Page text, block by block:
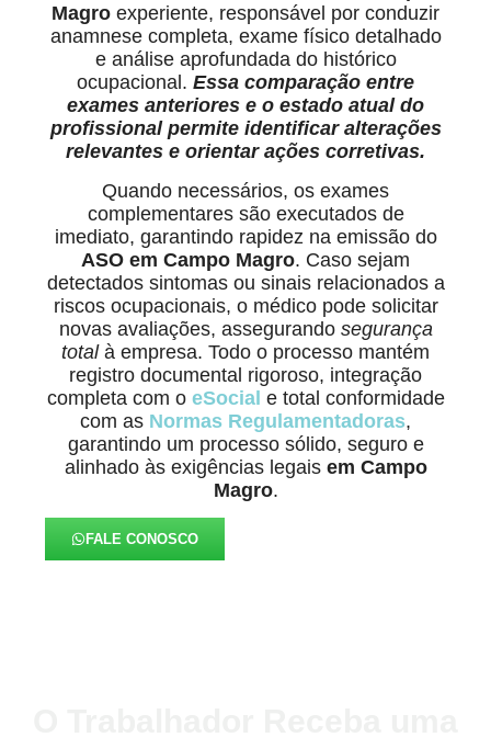
Magro experiente, responsável por conduzir
anamnese completa, exame físico detalhado
e análise aprofundada do histórico
ocupacional. Essa comparação entre
exames anteriores e o estado atual do
profissional permite identificar alterações
relevantes e orientar ações corretivas.
Quando necessários, os exames
complementares são executados de
imediato, garantindo rapidez na emissão do
ASO em Campo Magro. Caso sejam
detectados sintomas ou sinais relacionados a
riscos ocupacionais, o médico pode solicitar
novas avaliações, assegurando segurança
totalà empresa. Todo o processo mantém
registro documental rigoroso, integração
completa com o eSocial e total conformidade
com as Normas Regulamentadoras,
garantindo um processo sólido, seguro e
alinhado às exigências legais em Campo
Magro.
FALE CONOSCO